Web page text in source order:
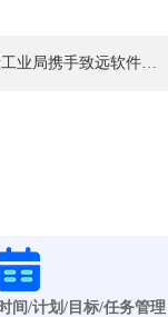
业局携手致远软件…
间/计划/目标/任务管理